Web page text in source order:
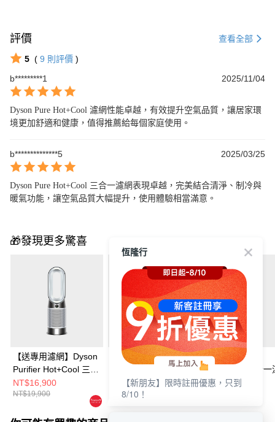
評價 查看全部
5 ( 9 則評價 )
b*********1
2025/11/04
Dyson Pure Hot+Cool 濾網性能卓越，有效提升空氣品質，讓居家環
境更加舒適和健康，值得推薦給每個家庭使用。
b**************5 2025/03/25
Dyson Pure Hot+Cool 三合一濾網表現卓越，完美結合清淨、制冷與
暖氣功能，讓空氣品質大幅提升，使用體驗相當滿意。
🎁發現更多驚喜
【送專用濾網】Dyson
Purifier Hot+Cool 三合
一涼暖智能空氣清淨機
HP11(白色)
NT$16,900
NT$19,900
Dyson Purifier
Hot+Cool 三合一涼暖
智能空氣清淨機
HP11(白色)
NT$14,900
NT$19,900
Dyson Purifier
Hot+Cool 三合一
智能空氣清淨機
NT$14,900
恆隆行
【新朋友】限時註冊優惠，只到
8/10！